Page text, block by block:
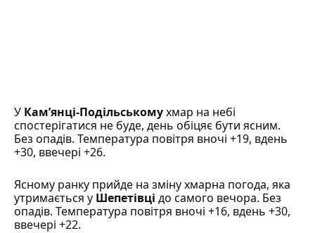
У Кам’янці-Подільськомухмар на небі
спостерігатися не буде, день обіцяє бути ясним.
Без опадів. Температура повітря вночі +19, вдень
+30, ввечері +26.
Ясному ранку прийде на зміну хмарна погода, яка
утримається у Шепетівці до самого вечора. Без
опадів. Температура повітря вночі +16, вдень +30,
ввечері +22.